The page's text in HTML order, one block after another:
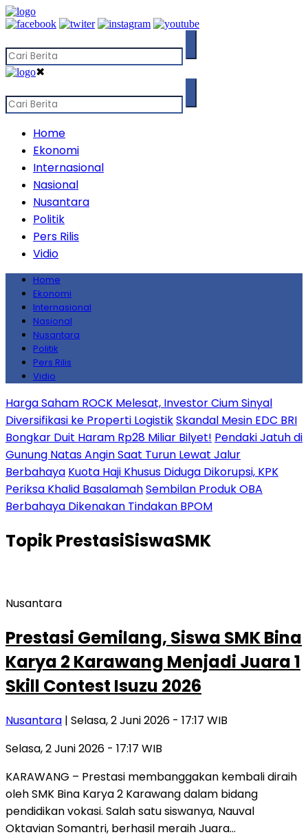
✖
Home
Ekonomi
Internasional
Nasional
Nusantara
Politik
Pers Rilis
Vidio
Home
Ekonomi
Internasional
Nasional
Nusantara
Politik
Pers Rilis
Vidio
Harga Saham ROCK Melesat, Investor Cium Sinyal
Diversifikasi ke Properti LogistikSkandal Mesin EDC BRI
Bongkar Duit Haram Rp28 Miliar Bilyet! Pendaki Jatuh di
Gunung Natas Angin Saat Turun Lewat Jalur
Berbahaya Kuota Haji Khusus Diduga Dikorupsi, KPK
Periksa Khalid BasalamahSembilan Produk OBA
Berbahaya Dikenakan Tindakan BPOM
TopikPrestasiSiswaSMK
Nusantara
Prestasi Gemilang, Siswa SMK Bina
Karya 2 Karawang Menjadi Juara 1
Skill Contest Isuzu 2026
Nusantara | Selasa, 2 Juni 2026 - 17:17 WIB
Selasa, 2 Juni 2026 - 17:17 WIB
KARAWANG – Prestasi membanggakan kembali diraih
oleh SMK Bina Karya 2 Karawang dalam bidang
pendidikan vokasi. Salah satu siswanya, Nauval
Oktavian Somantri, berhasil meraih Juara…